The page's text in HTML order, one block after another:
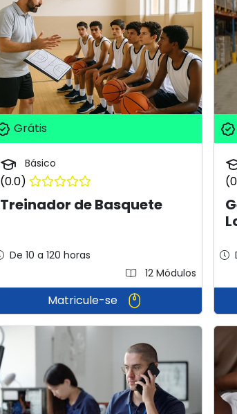
Grátis
Básico
(0.0)
Treinador de Basquete
De 10 a 120 horas
12 Módulos
Matricule-se